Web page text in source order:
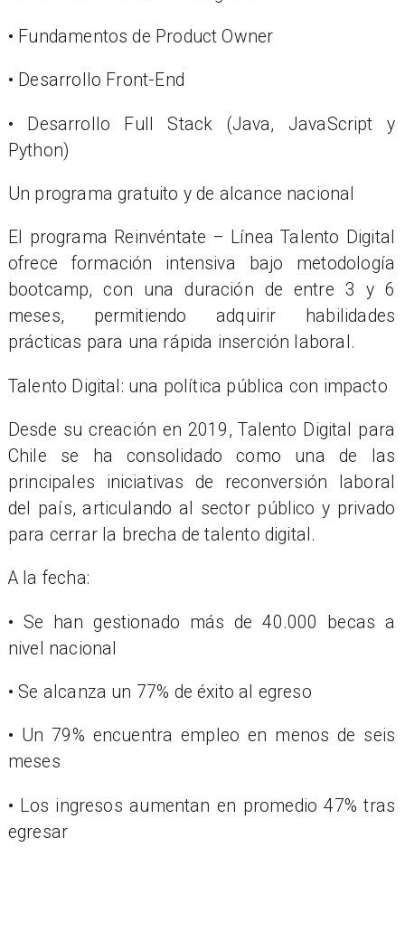
• Fundamentos de Product Owner
• Desarrollo Front-End
• Desarrollo Full Stack (Java, JavaScript y
Python)
Un programa gratuito y de alcance nacional
El programa Reinvéntate – Línea Talento Digital
ofrece formación intensiva bajo metodología
bootcamp, con una duración de entre 3 y 6
meses, permitiendo adquirir habilidades
prácticas para una rápida inserción laboral.
Talento Digital: una política pública con impacto
Desde su creación en 2019, Talento Digital para
Chile se ha consolidado como una de las
principales iniciativas de reconversión laboral
del país, articulando al sector público y privado
para cerrar la brecha de talento digital.
A la fecha:
• Se han gestionado más de 40.000 becas a
nivel nacional
• Se alcanza un 77% de éxito al egreso
• Un 79% encuentra empleo en menos de seis
meses
• Los ingresos aumentan en promedio 47% tras
egresar